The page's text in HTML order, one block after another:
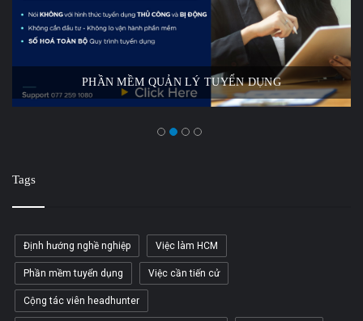
PHẦN MỀM QUẢN LÝ TUYỂN DỤNG
Tags
Định hướng nghề nghiệp Việc làm HCM
Phần mềm tuyển dụng Việc cần tiến cử
Cộng tác viên headhunter